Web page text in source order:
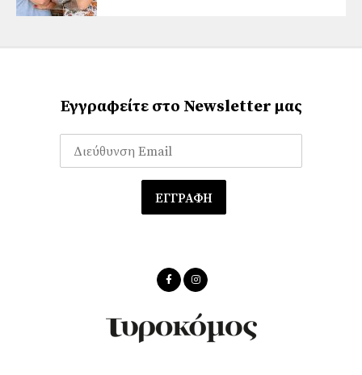
Εγγραφείτε στο Newsletter μας